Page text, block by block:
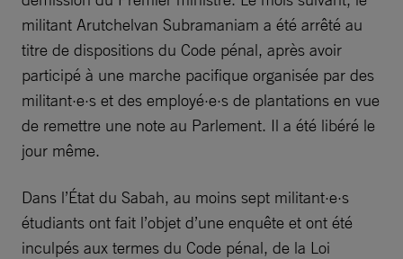
militant Arutchelvan Subramaniam a été arrêté au
titre de dispositions du Code pénal, après avoir
participé à une marche pacifique organisée par des
militant·e·s et des employé·e·s de plantations en vue
de remettre une note au Parlement. Il a été libéré le
jour même.
Dans l’État du Sabah, au moins sept militant·e·s
étudiants ont fait l’objet d’une enquête et ont été
inculpés aux termes du Code pénal, de la Loi